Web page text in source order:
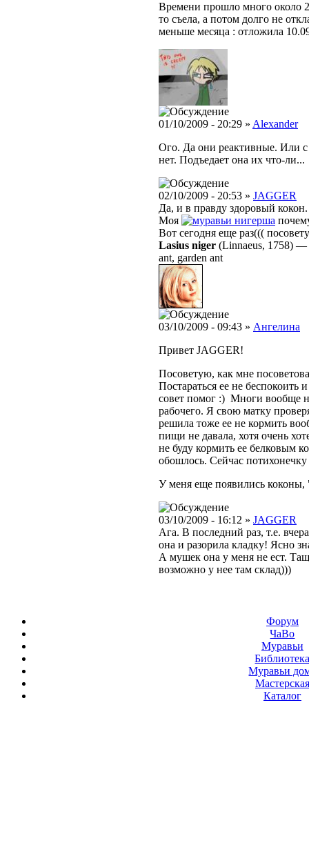
Времени прошло много около
то съела, а потом долго не
меньше месяца : отложила
01/10/2009 - 20:29 » Alexander
Ого. Да они реактивные. Или с
нет. Подъедает она их что-ли...
02/10/2009 - 20:53 » JAGGER
Да, и в правду здоровый
Моя
нигерша
Вот сегодня еще раз(((
Lasius niger (Linnaeus, 1758) —
ant, garden ant
03/10/2009 - 09:43 » Ангелина
Привет JAGGER!
Посоветую, как мне
Постараться ее не беспокоить
совет помог :) Многи вообще
рабочего. Я свою матку
решила тоже ее не кормить
пищи не давала, хотя очень
не буду кормить ее белковым
обошлось. Сейчас
У меня еще появились
03/10/2009 - 16:12 » JAGGER
Ага. В последний раз, т.е.
она и разорила кладку! Ясно
А мушек она у меня не ест.
возможно у нее там склад)))
Форум
ЧаВо
Муравьи
Муравьи
Мастерская
Каталог